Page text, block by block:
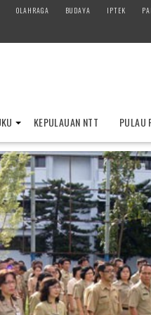
OLAHRAGA BUDAYA IPTEK
KEPULAUAN NTT PULAU